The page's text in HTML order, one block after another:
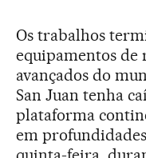
Os trabalhos
equipamentos de
avançados do
San Juan tenha
plataforma
em